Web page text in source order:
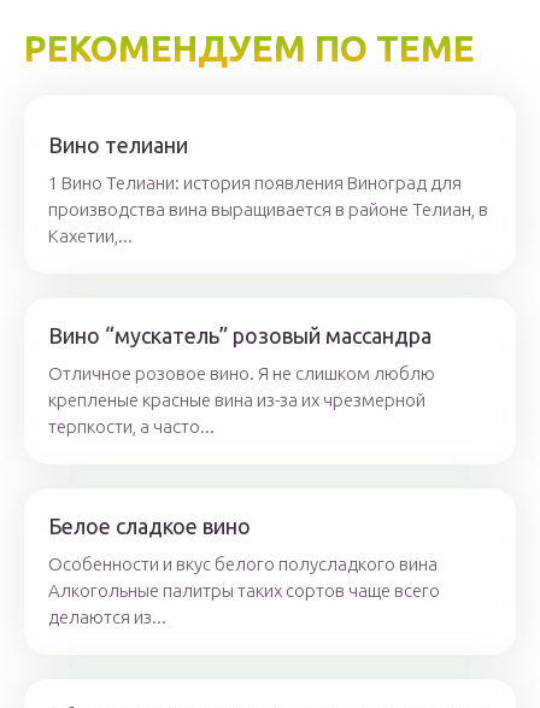
РЕКОМЕНДУЕМ ПО ТЕМЕ
Вино телиани
1 Вино Телиани: история появления Виноград для
производства вина выращивается в районе Телиан, в
Кахетии,...
Вино “мускатель” розовый массандра
Отличное розовое вино. Я не слишком люблю
крепленые красные вина из-за их чрезмерной
терпкости, а часто...
Белое сладкое вино
Особенности и вкус белого полусладкого вина
Алкогольные палитры таких сортов чаще всего
делаются из...